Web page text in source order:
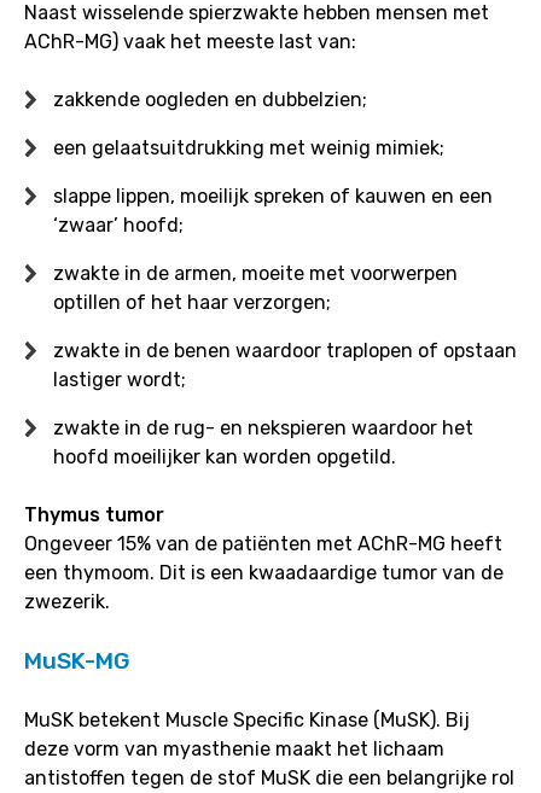
Naast wisselende spierzwakte hebben mensen met
AChR-MG) vaak het meeste last van:
zakkende oogleden en dubbelzien;
een gelaatsuitdrukking met weinig mimiek;
slappe lippen, moeilijk spreken of kauwen en een
‘zwaar’ hoofd;
zwakte in de armen, moeite met voorwerpen
optillen of het haar verzorgen;
zwakte in de benen waardoor traplopen of opstaan
lastiger wordt;
zwakte in de rug- en nekspieren waardoor het
hoofd moeilijker kan worden opgetild.
Thymus tumor
Ongeveer 15% van de patiënten met AChR-MG heeft
een thymoom. Dit is een kwaadaardige tumor van de
zwezerik.
MuSK-MG
MuSK betekent Muscle Specific Kinase (MuSK). Bij
deze vorm van myasthenie maakt het lichaam
antistoffen tegen de stof MuSK die een belangrijke rol